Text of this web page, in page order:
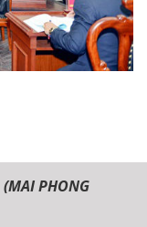
(MAI PHONG